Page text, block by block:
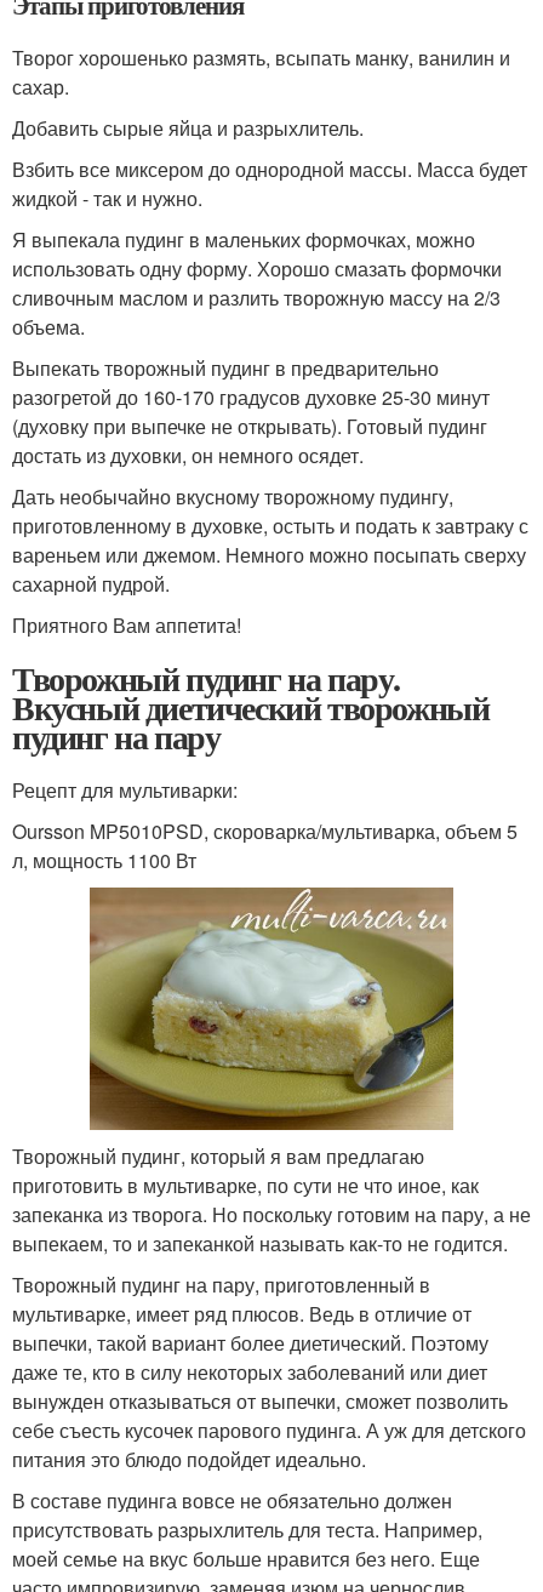
Творог хорошенько размять, всыпать манку, ванилин и
сахар.
Добавить сырые яйца и разрыхлитель.
Взбить все миксером до однородной массы. Масса будет
жидкой - так и нужно.
Я выпекала пудинг в маленьких формочках, можно
использовать одну форму. Хорошо смазать формочки
сливочным маслом и разлить творожную массу на 2/3
объема.
Выпекать творожный пудинг в предварительно
разогретой до 160-170 градусов духовке 25-30 минут
(духовку при выпечке не открывать). Готовый пудинг
достать из духовки, он немного осядет.
Дать необычайно вкусному творожному пудингу,
приготовленному в духовке, остыть и подать к завтраку с
вареньем или джемом. Немного можно посыпать сверху
сахарной пудрой.
Приятного Вам аппетита!
Творожный пудинг на пару.
Вкусный диетический творожный
пудинг на пару
Рецепт для мультиварки:
Oursson MP5010PSD, скороварка/мультиварка, объем 5
л, мощность 1100 Вт
Творожный пудинг, который я вам предлагаю
приготовить в мультиварке, по сути не что иное, как
запеканка из творога. Но поскольку готовим на пару, а не
выпекаем, то и запеканкой называть как-то не годится.
Творожный пудинг на пару, приготовленный в
мультиварке, имеет ряд плюсов. Ведь в отличие от
выпечки, такой вариант более диетический. Поэтому
даже те, кто в силу некоторых заболеваний или диет
вынужден отказываться от выпечки, сможет позволить
себе съесть кусочек парового пудинга. А уж для детского
питания это блюдо подойдет идеально.
В составе пудинга вовсе не обязательно должен
присутствовать разрыхлитель для теста. Например,
моей семье на вкус больше нравится без него. Еще